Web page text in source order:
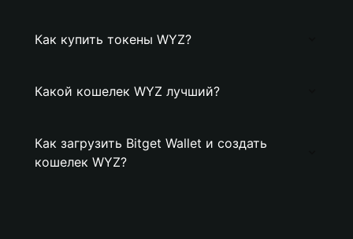
Как купить токены WYZ?
Какой кошелек WYZ лучший?
Как загрузить Bitget Wallet и создать
кошелек WYZ?